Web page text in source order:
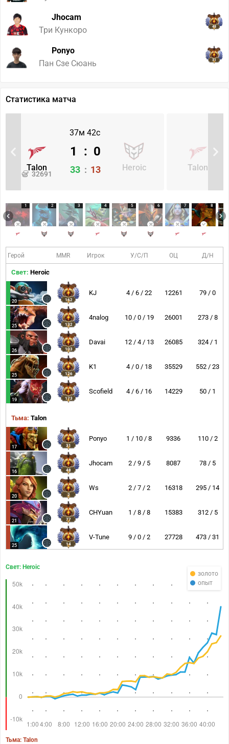
Jhocam
Три Кункоро
48
Ponyo
Пан Сзе Сюань
31
Статистика матча
37м 42с
Talon
32691
Heroic
1 : 0
33 : 13 Talon
1 2 3 4 5 6 7 8
Герой MMR Игрок У/С/П ОЦ Д/Н
Свет: Heroic
20 162
KJ 4 / 6 / 22 12261 79 / 0
25 132
4nalog 10 / 0 / 19 26001 273 / 8
26 103
Davai 12 / 4 / 13 26085 324 / 1
25 126
K1 4 / 0 / 18 35529 552 / 23
19 173
Scofield 4 / 6 / 16 14229 50 / 1
Тьма: Talon
17 31
Ponyo 1 / 10 / 8 9336 110 / 2
16 48
Jhocam 2 / 9 / 5 8087 78 / 5
20 2
Ws 2 / 7 / 2 16318 295 / 14
21 77
CHYuan 1 / 8 / 8 15383 312 / 5
25 14
V-Tune 9 / 0 / 2 27728 473 / 31
золото
опыт
Свет: Heroic
Тьма: Talon